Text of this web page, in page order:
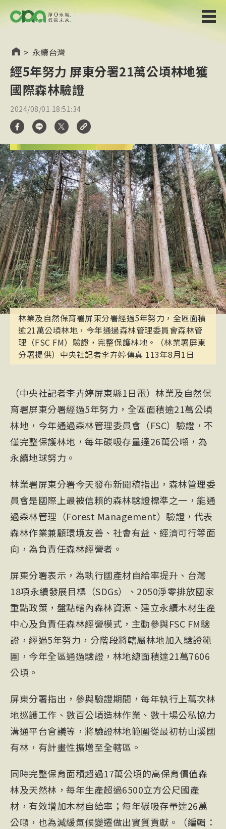
> 永續台灣
經5年努力 屏東分署21萬公頃林地獲
國際森林驗證
2024/08/01 18:51:34
林業及自然保育署屏東分署經過5年努力，全區面積
逾21萬公頃林地，今年通過森林管理委員會森林管
理（FSC FM）驗證，完整保護林地。（林業署屏東
分署提供）中央社記者李卉婷傳真 113年8月1日
（中央社記者李卉婷屏東縣1日電）林業及自然保
育署屏東分署經過5年努力，全區面積逾21萬公頃
林地，今年通過森林管理委員會（FSC）驗證，不
僅完整保護林地，每年碳吸存量達26萬公噸，為
永續地球努力。
林業署屏東分署今天發布新聞稿指出，森林管理委
員會是國際上最被信賴的森林驗證標準之一，能通
過森林管理（Forest Management）驗證，代表
森林作業兼顧環境友善、社會有益、經濟可行等面
向，為負責任森林經營者。
屏東分署表示，為執行國產材自給率提升、台灣
18項永續發展目標（SDGs）、2050淨零排放國家
重點政策，盤點轄內森林資源、建立永續木材生產
中心及負責任森林經營模式，主動參與FSC FM驗
證，經過5年努力，分階段將轄屬林地加入驗證範
圍，今年全區通過驗證，林地總面積達21萬7606
公頃。
屏東分署指出，參與驗證期間，每年執行上萬次林
地巡護工作、數百公頃造林作業、數十場公私協力
溝通平台會議等，將驗證林地範圍從最初枋山溪國
有林，有計畫性擴增至全轄區。
同時完整保育面積超過17萬公頃的高保育價值森
林及天然林，每年生產超過6500立方公尺國產
材，有效增加木材自給率；每年碳吸存量達26萬
公噸，也為減緩氣候變遷做出實質貢獻。（編輯：